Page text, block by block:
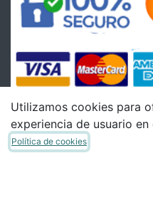
Condiciones
Utilizamos cookies para
experiencia de usuario
Política de cookies